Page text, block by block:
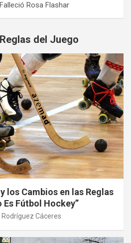
Falleció Rosa Flashar
del Juego
los Cambios en las Reglas
Es Fútbol Hockey”
Cáceres